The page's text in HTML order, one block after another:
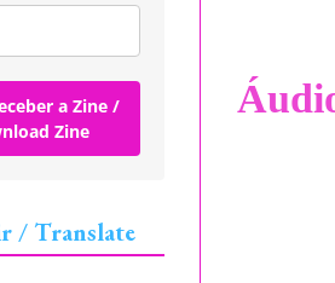
a Zine /
Zine
/ Translate